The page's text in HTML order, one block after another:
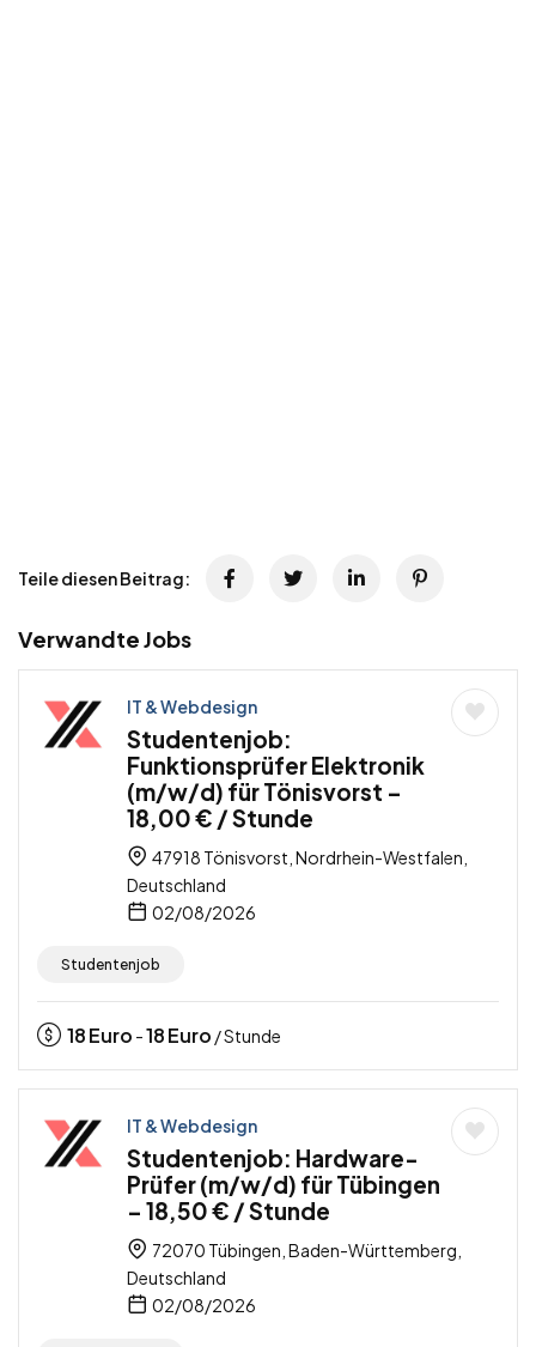
Teile diesen Beitrag:
Verwandte Jobs
IT & Webdesign
Studentenjob:
Funktionsprüfer Elektronik
(m/w/d) für Tönisvorst –
18,00 € / Stunde
47918 Tönisvorst, Nordrhein-Westfalen,
Deutschland
02/08/2026
Studentenjob
18Euro -18Euro / Stunde
IT & Webdesign
Studentenjob: Hardware-
Prüfer (m/w/d) für Tübingen
– 18,50 € / Stunde
72070 Tübingen, Baden-Württemberg,
Deutschland
02/08/2026